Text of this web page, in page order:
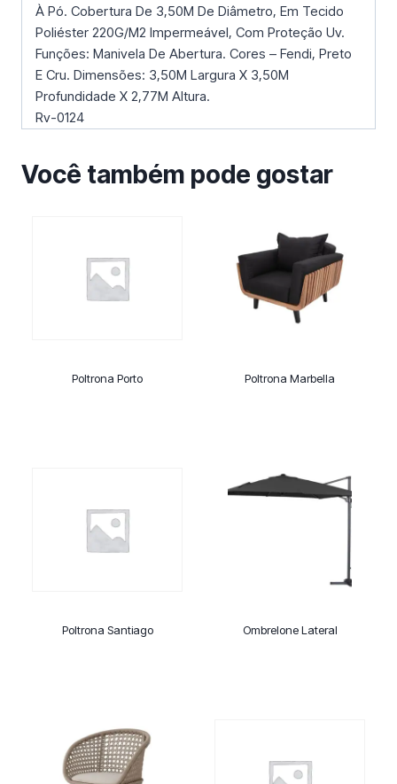
À Pó. Cobertura De 3,50M De Diâmetro, Em Tecido
Poliéster 220G/M2 Impermeável, Com Proteção Uv.
Funções: Manivela De Abertura. Cores – Fendi, Preto
E Cru. Dimensões: 3,50M Largura X 3,50M
Profundidade X 2,77M Altura.
Rv-0124
Você também pode gostar
Poltrona Porto Poltrona Marbella
Poltrona Santiago Ombrelone Lateral